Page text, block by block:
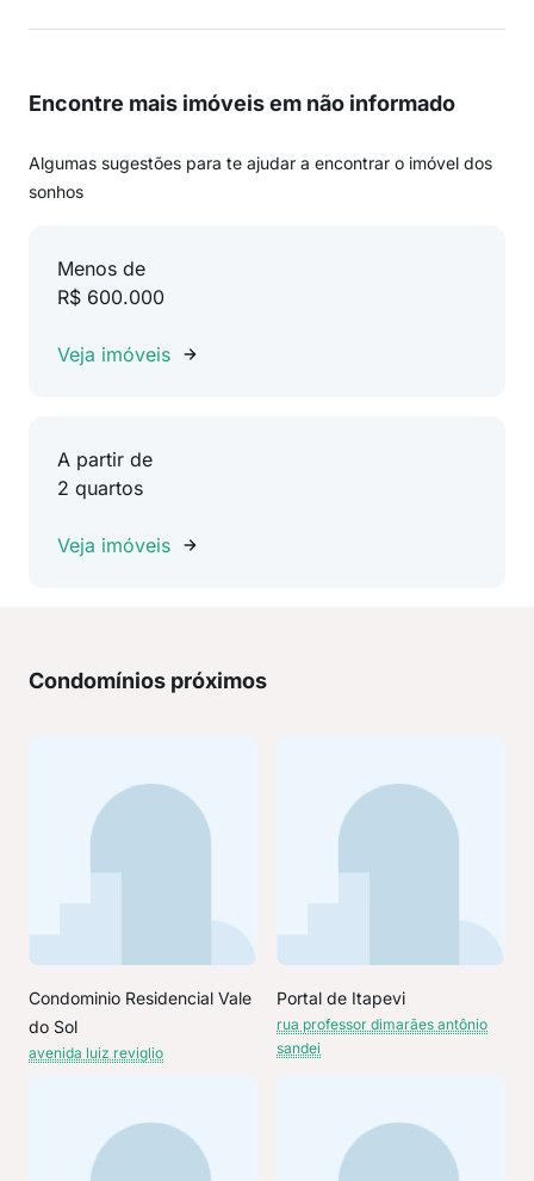
Encontre mais imóveis em não informado
Algumas sugestões para te ajudar a encontrar o imóvel dos
sonhos
Menos de
R$ 600.000
Veja imóveis
A partir de
2 quartos
Veja imóveis
Condomínios próximos
Condominio Residencial Vale
do Sol
avenida luiz reviglio
Portal de Itapevi
rua professor dimarães antônio
sandei